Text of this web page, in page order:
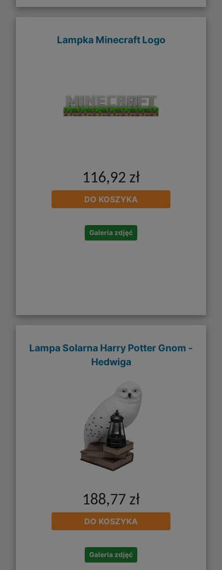
Lampka Minecraft Logo
116,92 zł
DO KOSZYKA
Galeria zdjęć
Lampa Solarna Harry Potter Gnom -
Hedwiga
188,77 zł
DO KOSZYKA
Galeria zdjęć